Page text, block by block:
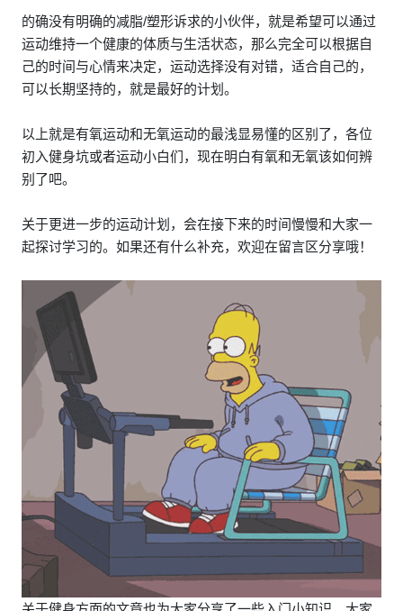
的确没有明确的减脂/塑形诉求的小伙伴，就是希望可以通过
运动维持一个健康的体质与生活状态，那么完全可以根据自
己的时间与心情来决定，运动选择没有对错，适合自己的，
可以长期坚持的，就是最好的计划。
以上就是有氧运动和无氧运动的最浅显易懂的区别了，各位
初入健身坑或者运动小白们，现在明白有氧和无氧该如何辨
别了吧。
关于更进一步的运动计划，会在接下来的时间慢慢和大家一
起探讨学习的。如果还有什么补充，欢迎在留言区分享哦！